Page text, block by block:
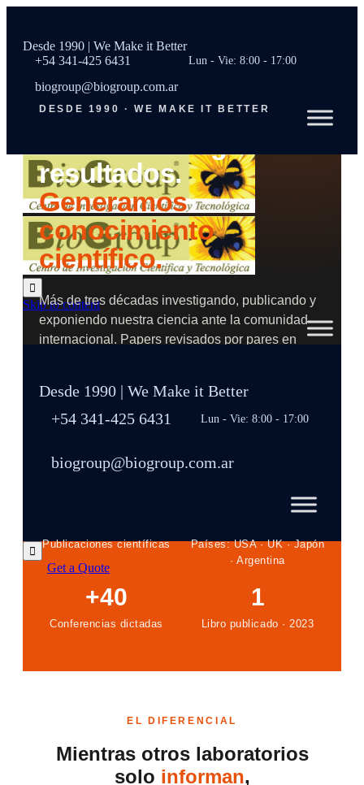
Desde 1990 | We Make it Better
+54 341-425 6431
Lun - Vie: 8:00 - 17:00
biogroup@biogroup.com.ar

Skip to content
Desde 1990 | We Make it Better
+54 341-425 6431
Lun - Vie: 8:00 - 17:00
biogroup@biogroup.com.ar

Get a Quote
DESDE 1990 · WE MAKE IT BETTER
resultados.
Generamos
conocimiento
científico.
Más de tres décadas investigando, publicando y
exponiendo nuestra ciencia ante la comunidad
internacional. Papers revisados por pares en
Eso es lo que distingue a BioGroup de un
laboratorio convencional.
Publicaciones científicas
Países: USA · UK · Japón
· Argentina
+40
Conferencias dictadas
1
Libro publicado · 2023
EL DIFERENCIAL
Mientras otros laboratorios
solo informan,